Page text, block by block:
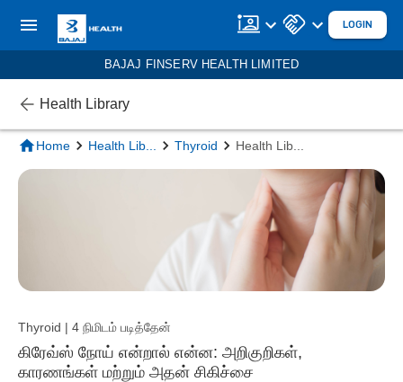
LOGIN
BAJAJ FINSERV HEALTH LIMITED
Health Library
Home Health Lib Thyroid Health Lib
Thyroid | 4 நிமிடம் படித்தேன்
கிரேவ்ஸ் நோய் என்றால் என்ன: அறிகுறிகள்,
காரணங்கள் மற்றும் அதன் சிகிச்சை